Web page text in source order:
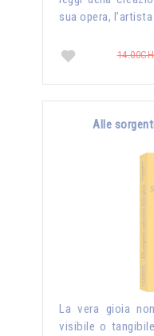
sua opera,
Alle
La vera gioia
visibile o